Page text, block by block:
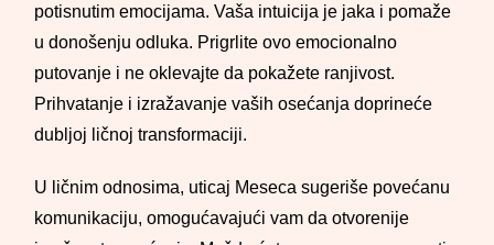
potisnutim emocijama. Vaša intuicija je jaka i pomaže
u donošenju odluka. Prigrlite ovo emocionalno
putovanje i ne oklevajte da pokažete ranjivost.
Prihvatanje i izražavanje vaših osećanja doprineće
dubljoj ličnoj transformaciji.
U ličnim odnosima, uticaj Meseca sugeriše povećanu
komunikaciju, omogućavajući vam da otvorenije